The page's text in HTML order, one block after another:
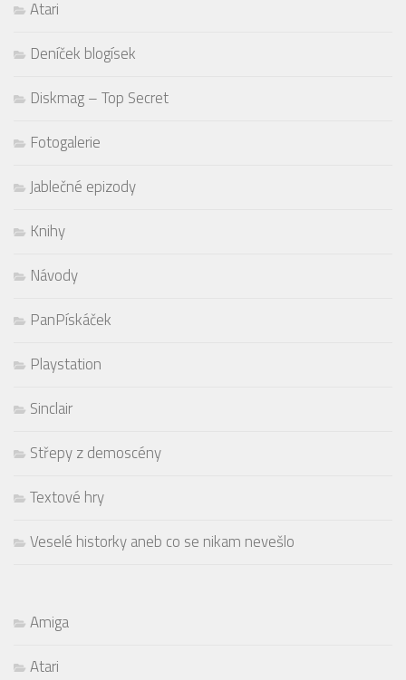
Atari
Deníček blogísek
Diskmag – Top Secret
Fotogalerie
Jablečné epizody
Knihy
Návody
PanPískáček
Playstation
Sinclair
Střepy z demoscény
Textové hry
Veselé historky aneb co se nikam nevešlo
Amiga
Atari